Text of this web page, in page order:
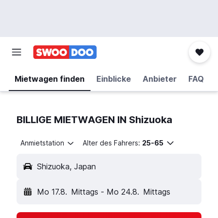
Mietwagen finden Einblicke Anbieter FAQ
BILLIGE MIETWAGEN IN Shizuoka
Anmietstation Alter des Fahrers: 25-65
Shizuoka, Japan
Mo 17.8. Mittags - Mo 24.8. Mittags